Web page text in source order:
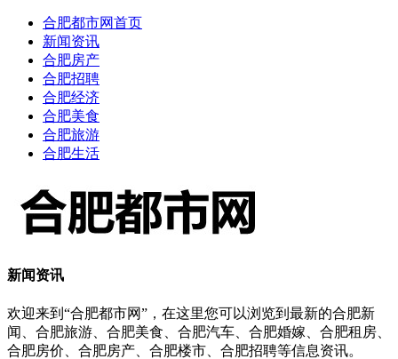
合肥都市网首页
新闻资讯
合肥房产
合肥招聘
合肥经济
合肥美食
合肥旅游
合肥生活
新闻资讯
欢迎来到“合肥都市网”，在这里您可以浏览到最新的合肥新
闻、合肥旅游、合肥美食、合肥汽车、合肥婚嫁、合肥租房、
合肥房价、合肥房产、合肥楼市、合肥招聘等信息资讯。